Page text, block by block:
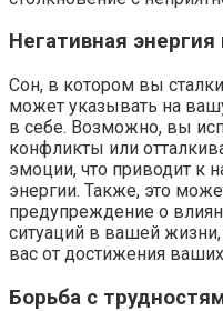
Негативная
Сон, в котором вы
может указывать на
в себе. Возможно, вы
конфликты или
эмоции, что приводит к
энергии. Также, это
предупреждение о
ситуаций в вашей жизни,
вас от достижения
Борьба с